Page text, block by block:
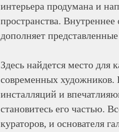
интерьера продумана и
пространства.
дополняет
Здесь найдется место
современных художников.
инсталляций и
становитесь его частью.
кураторов, и основателя